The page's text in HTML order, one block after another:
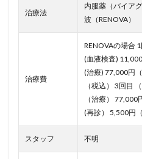
治療法
内服薬（バイア
波（RENOVA）
治療費
RENOVAの場合
(血液検査)
(治療) 77,000円
（税込） 3回目
（治療） 77,000
(再診） 5,500円（
スタッフ 不明